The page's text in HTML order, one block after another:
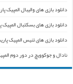
دانلود بازی های والیبال المپیک
دانلود بازی های بسکتبال المپیک
دانلود بازی های تنیس المپیک پاریس
نادال و جوکوویچ در دور دوم